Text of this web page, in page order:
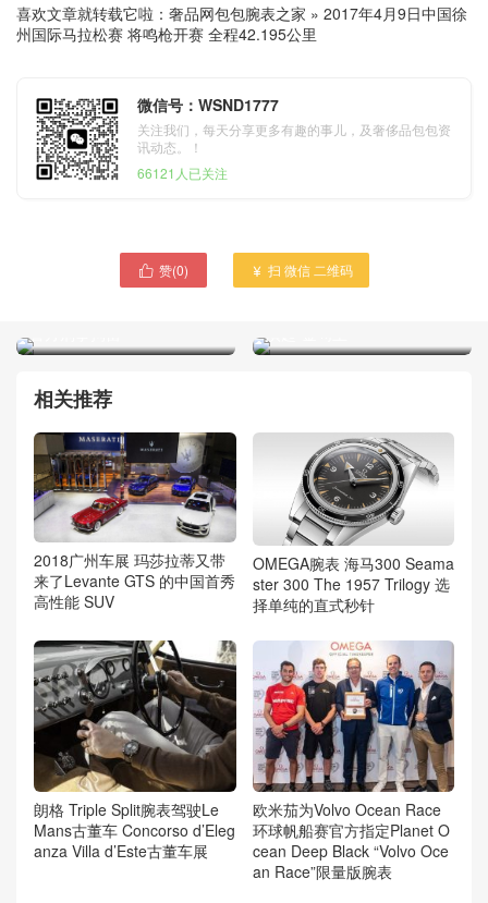
喜欢文章就转载它啦： 奢品网包包腕表之家 » 2017年4月9日中国徐
州国际马拉松赛 将鸣枪开赛 全程42.195公里
微信号：WSND1777
关注我们，每天分享更多有趣的事儿，及奢侈品包包资
讯动态。！
66121人已关注
 赞(0)  扫 微信 二维码
广西防城港一女子帮丈夫出
传奇黑帮片《毒诫》张晋出
相关推荐
2018广州车展 玛莎拉蒂又带
来了Levante GTS 的中国首秀
高性能 SUV
OMEGA腕表 海马300 Seama
ster 300 The 1957 Trilogy 选
择单纯的直式秒针
朗格 Triple Split腕表驾驶Le
Mans古董车 Concorso d’Eleg
anza Villa d’Este古董车展
欧米茄为Volvo Ocean Race
环球帆船赛官方指定Planet O
cean Deep Black “Volvo Oce
an Race”限量版腕表